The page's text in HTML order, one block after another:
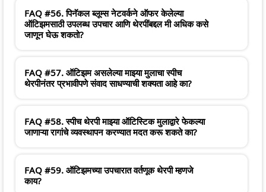
FAQ #56. पिनॅकल ब्लूम्स नेटवर्कने ऑफर केलेल्या
ऑटिझमसाठी उपलब्ध उपचार आणि थेरपींबद्दल मी अधिक कसे
जाणून घेऊ शकतो?
FAQ #57. ऑटिझम असलेल्या माझ्या मुलाचा स्पीच
थेरपीनंतर प्रभावीपणे संवाद साधण्याची शक्यता आहे का?
FAQ #58. स्पीच थेरपी माझ्या ऑटिस्टिक मुलाद्वारे फेकल्या
जाणाऱ्या रागांचे व्यवस्थापन करण्यात मदत करू शकते का?
FAQ #59. ऑटिझमच्या उपचारात वर्तणूक थेरपी म्हणजे
काय?